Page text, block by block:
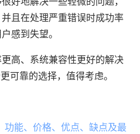
且在处理严重错误时成功率
感到失望。
高、系统兼容性更好的解决
可靠的选择，值得考虑。
功能、价格、优点、缺点及最